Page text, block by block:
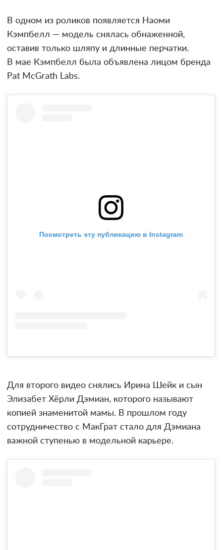
В одном из роликов появляется Наоми
Кэмпбелл — модель снялась обнаженной,
оставив только шляпу и длинные перчатки.
В мае Кэмпбелл была объявлена лицом бренда
Pat McGrath Labs.
Посмотреть эту публикацию в Instagram
Для второго видео снялись Ирина Шейк и сын
Элизабет Хёрли Дэмиан, которого называют
копией знаменитой мамы. В прошлом году
сотрудничество с МакГрат стало для Дэмиана
важной ступенью в модельной карьере.